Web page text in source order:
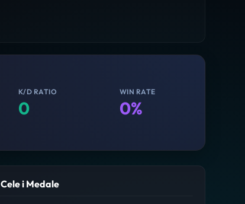
K/D RATIO
0
WIN RATE
0%
Cele i Medale